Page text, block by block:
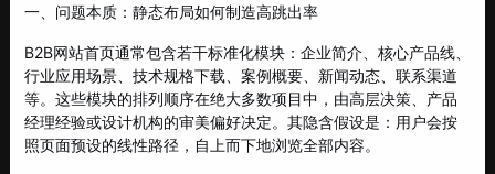
一、问题本质：静态布局如何制造高跳出率
B2B网站首页通常包含若干标准化模块：企业简介、核心产品线、
行业应用场景、技术规格下载、案例概要、新闻动态、联系渠道
等。这些模块的排列顺序在绝大多数项目中，由高层决策、产品
经理经验或设计机构的审美偏好决定。其隐含假设是：用户会按
照页面预设的线性路径，自上而下地浏览全部内容。